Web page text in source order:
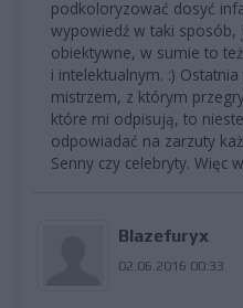
podkoloryzować dosyć
wypowiedź w taki sposób,
obiektywne, w sumie to
i intelektualnym. :)
mistrzem, z którym
które mi odpisują, to
odpowiadać na zarzuty
Senny czy celebryty. Więc
Blazefuryx
02.06.2016 00:33